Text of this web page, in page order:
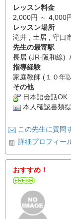
レッスン料金
2,000円 ～ 4,000
レッスン場所
滝井 , 土居 , 守口
先生の最寄駅
長居 (JR-阪和線)
指導経験
家庭教師 (１０年
その他
日本語会話OK
本人確認書類
この先生に質問
詳細プロフィー
おすすめ！